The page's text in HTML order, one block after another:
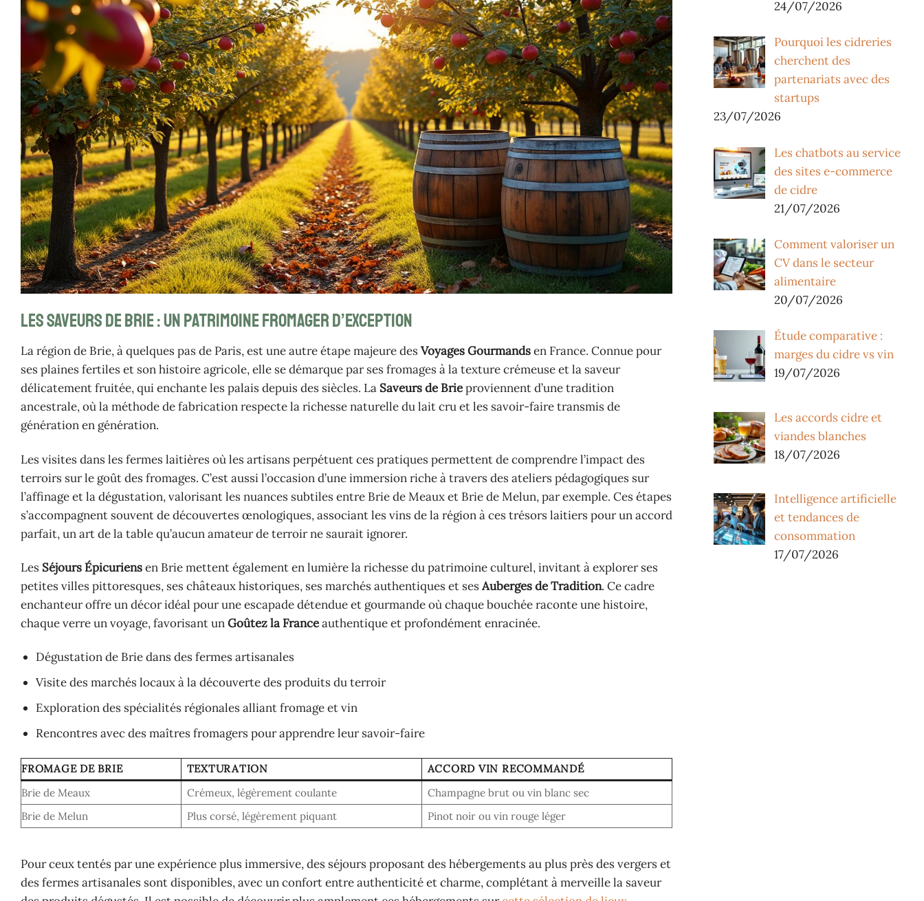
Les saveurs de Brie : un patrimoine fromager d’exception
La région de Brie, à quelques pas de Paris, est une autre étape majeure des Voyages Gourmandsen France. Connue pour
ses plaines fertiles et son histoire agricole, elle se démarque par ses fromages à la texture crémeuse et la saveur
délicatement fruitée, qui enchante les palais depuis des siècles. La Saveurs de Brieproviennent d’une tradition
ancestrale, où la méthode de fabrication respecte la richesse naturelle du lait cru et les savoir-faire transmis de
génération en génération.
Les visites dans les fermes laitières où les artisans perpétuent ces pratiques permettent de comprendre l’impact des
terroirs sur le goût des fromages. C’est aussi l’occasion d’une immersion riche à travers des ateliers pédagogiques sur
l’affinage et la dégustation, valorisant les nuances subtiles entre Brie de Meaux et Brie de Melun, par exemple. Ces étapes
s’accompagnent souvent de découvertes œnologiques, associant les vins de la région à ces trésors laitiers pour un accord
parfait, un art de la table qu’aucun amateur de terroir ne saurait ignorer.
Les Séjours Épicuriensen Brie mettent également en lumière la richesse du patrimoine culturel, invitant à explorer ses
petites villes pittoresques, ses châteaux historiques, ses marchés authentiques et sesAuberges de Tradition. Ce cadre
enchanteur offre un décor idéal pour une escapade détendue et gourmande où chaque bouchée raconte une histoire,
chaque verre un voyage, favorisant unGoûtez la Franceauthentique et profondément enracinée.
Dégustation de Brie dans des fermes artisanales
Visite des marchés locaux à la découverte des produits du terroir
Exploration des spécialités régionales alliant fromage et vin
Rencontres avec des maîtres fromagers pour apprendre leur savoir-faire
FROMAGE DE BRIE TEXTURATION
ACCORD VIN RECOMMANDÉ
Brie de Meaux
Crémeux, légèrement coulante
Champagne brut ou vin blanc sec
Brie de Melun
Plus corsé, légèrement piquant Pinot noir ou vin rouge léger
Pour ceux tentés par une expérience plus immersive, des séjours proposant des hébergements au plus près des vergers et
des fermes artisanales sont disponibles, avec un confort entre authenticité et charme, complétant à merveille la saveur
24/07/2026
Pourquoi les cidreries
cherchent des
partenariats avec des
startups
23/07/2026
Les chatbots au service
des sites e-commerce
de cidre
21/07/2026
Comment valoriser un
CV dans le secteur
alimentaire
20/07/2026
Étude comparative :
marges du cidre vs vin
19/07/2026
Les accords cidre et
viandes blanches
18/07/2026
Intelligence artificielle
et tendances de
consommation
17/07/2026